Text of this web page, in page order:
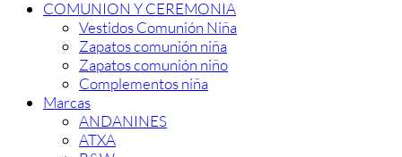
COMUNION Y CEREMONIA
Vestidos Comunión Niña
Zapatos comunión niña
Zapatos comunión niño
Complementos niña
Marcas
ANDANINES
ATXA